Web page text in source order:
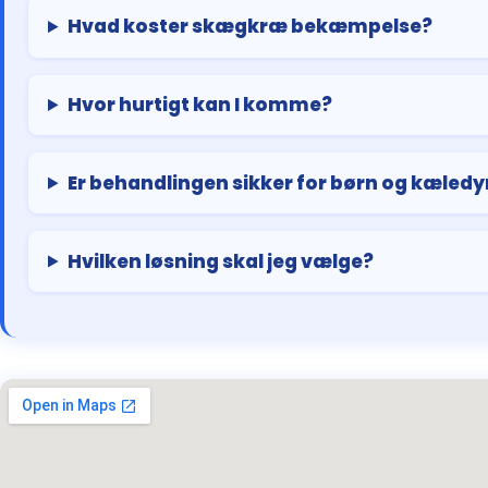
Hvad koster skægkræ bekæmpelse?
Hvor hurtigt kan I komme?
Er behandlingen sikker for børn og
Hvilken løsning skal jeg vælge?